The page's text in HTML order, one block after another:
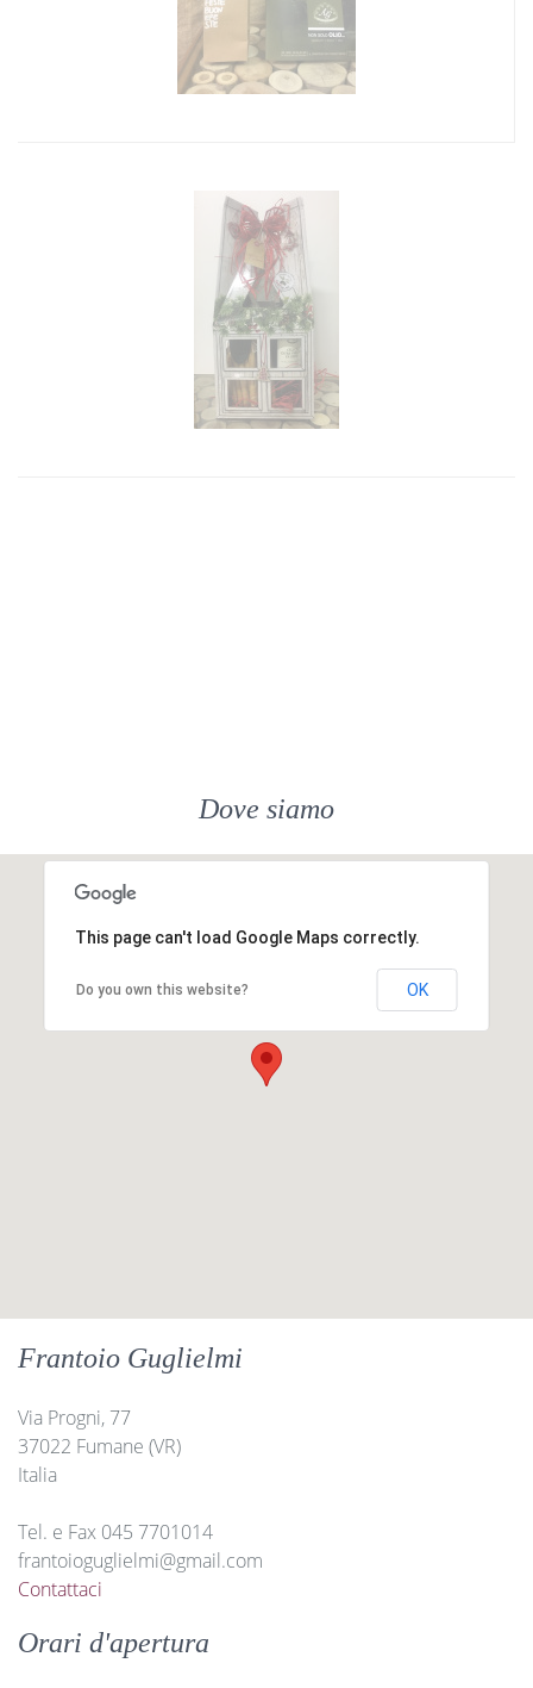
Dove siamo
This page can't load Google Maps correctly.
Do you own this website? OK
Frantoio Guglielmi
Via Progni, 77
37022 Fumane (VR)
Italia
Tel. e Fax 045 7701014
frantoioguglielmi@gmail.com
Contattaci
Orari d'apertura